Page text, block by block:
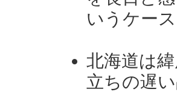
いうケー
北海道は
立ちの遅